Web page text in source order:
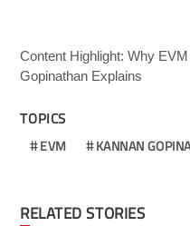
Content Highlight: Why
Gopinathan Explains
TOPICS
EVM KANNAN
RELATED STORIES